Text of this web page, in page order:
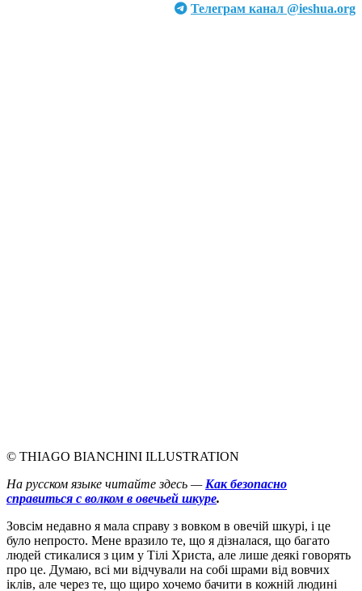
Телеграм канал @ieshua.org
© THIAGO BIANCHINI ILLUSTRATION
На русском языке читайте здесь — Как безопасно
справиться с волком в овечьей шкуре.
Зовсім недавно я мала справу з вовком в овечій шкурі, і це
було непросто. Мене вразило те, що я дізналася, що багато
людей стикалися з цим у Тілі Христа, але лише деякі говорять
про це. Думаю, всі ми відчували на собі шрами від вовчих
іклів, але через те, що щиро хочемо бачити в кожній людині